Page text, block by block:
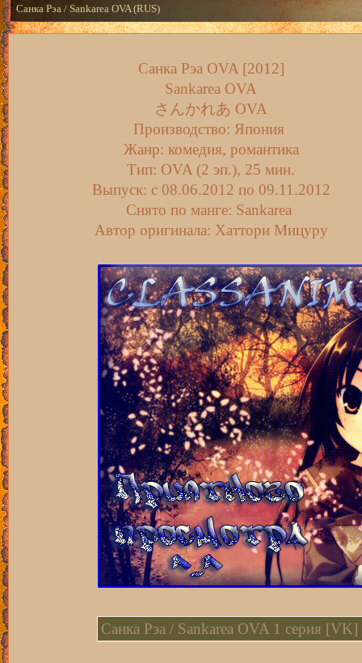
Санка Рэа / Sankarea OVA (RUS)
Санка Рэа OVA [2012]
Sankarea OVA
さんかれあ OVA
Производство: Япония
Жанр: комедия, романтика
Тип: OVA (2 эп.), 25 мин.
Выпуск: c 08.06.2012 по 09.11.2012
Снято по манге: Sankarea
Автор оригинала: Хаттори Мицуру
Санка Рэа / Sankarea OVA 1 серия [VK]